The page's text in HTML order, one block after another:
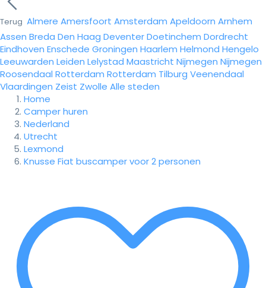
Terug Almere Amersfoort Amsterdam Apeldoorn Arnhem
Assen Breda Den Haag DeventerDoetinchem Dordrecht
Eindhoven Enschede Groningen Haarlem Helmond Hengelo
Leeuwarden Leiden Lelystad Maastricht Nijmegen Nijmegen
Roosendaal Rotterdam Rotterdam Tilburg Veenendaal
Vlaardingen Zeist Zwolle Alle steden
Home
Camper huren
Nederland
Utrecht
Lexmond
Knusse Fiat buscamper voor 2 personen